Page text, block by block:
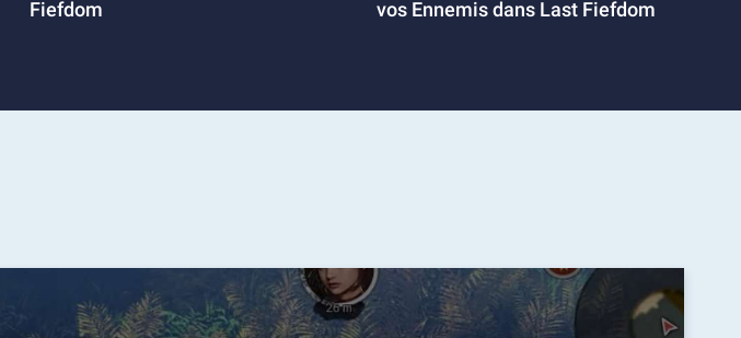
Fiefdom
vos Ennemis dans Last Fiefdom